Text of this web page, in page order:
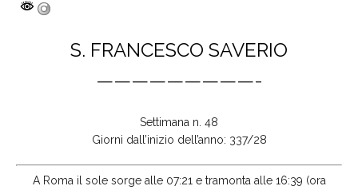
S. FRANCESCO SAVERIO
—————————-
Settimana n. 48
Giorni dall’inizio dell’anno: 337/28
A Roma il sole sorge alle 07:21 e tramonta alle 16:39 (ora